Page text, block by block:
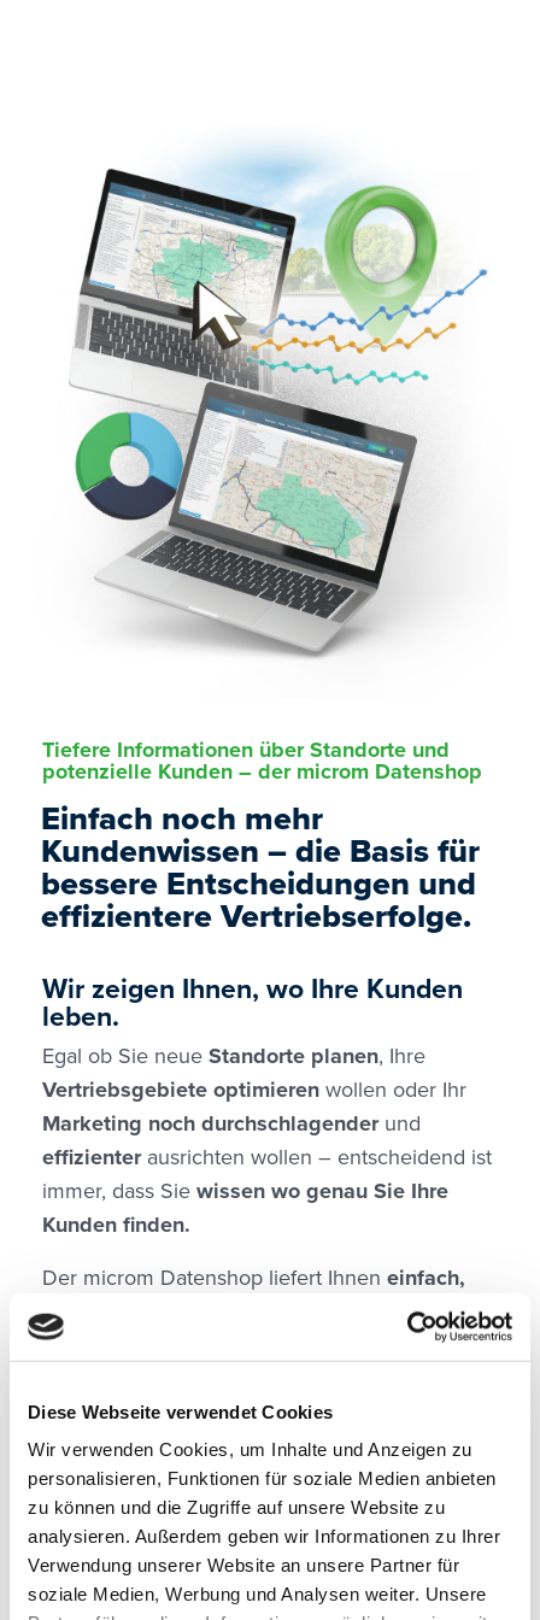
Diese Webseite verwendet Cookies
Wir verwenden Cookies, um Inhalte und Anzeigen zu
personalisieren, Funktionen für soziale Medien anbieten
zu können und die Zugriffe auf unsere Website zu
analysieren. Außerdem geben wir Informationen zu Ihrer
Verwendung unserer Website an unsere Partner für
soziale Medien, Werbung und Analysen weiter. Unsere
Tiefere Informationen über Standorte und
potenzielle Kunden – der microm Datenshop
Einfach noch mehr
Kundenwissen – die Basis für
bessere Entscheidungen und
effizientere Vertriebserfolge.
Wir zeigen Ihnen, wo Ihre Kunden
leben.
Egal ob Sie neue Standorte planen, Ihre
Vertriebsgebiete optimieren wollen oder Ihr
Marketing noch durchschlagender und
effizienterausrichten wollen – entscheidend ist
immer, dass Sie wissen wo genau Sie Ihre
Kunden finden.
Der microm Datenshop liefert Ihnen einfach,
schnell und aktuell
wichtigsten Daten für
Ihre Entscheidungen
. Hier können Sie sich
zusammenstellen. Die für Sie interessanten
Gebiete werden einfach in der interaktiven
Karte selektiert. So finden Sie beispielsweise als
Finanzvertrieb alle Gebiete, in denen besonders
viele konservative Geldanleger wohnen oder
wechselbereite Kunden leben. Für einfach